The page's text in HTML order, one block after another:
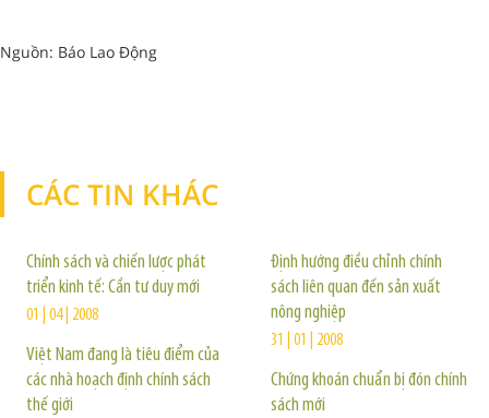
Nguồn: Báo Lao Động
CÁC TIN KHÁC
Chính sách và chiến lược phát
triển kinh tế: Cần tư duy mới
01 | 04 | 2008
Việt Nam đang là tiêu điểm của
các nhà hoạch định chính sách
thế giới
Định hướng điều chỉnh chính
sách liên quan đến sản xuất
nông nghiệp
31 | 01 | 2008
Chứng khoán chuẩn bị đón chính
sách mới